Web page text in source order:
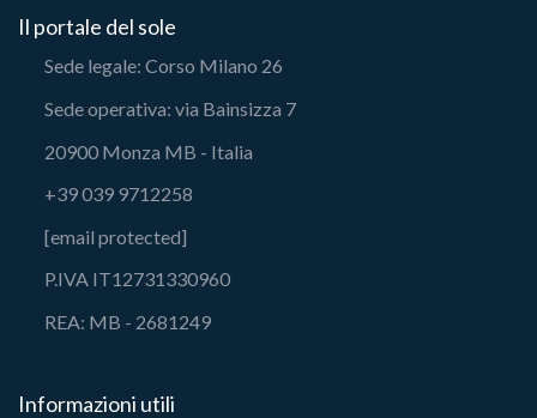
Il portale del sole
Sede legale: Corso Milano 26
Sede operativa: via Bainsizza 7
20900 Monza MB - Italia
+39 039 9712258
[email protected]
P.IVA IT12731330960
REA: MB - 2681249
Informazioni utili